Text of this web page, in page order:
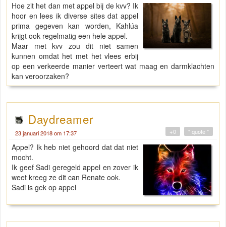
Hoe zit het dan met appel bij de kvv? Ik
hoor en lees ik diverse sites dat appel
prima gegeven kan worden, Kahlúa
krijgt ook regelmatig een hele appel.
Maar met kvv zou dit niet samen
kunnen omdat het met het vlees erbij
op een verkeerde manier verteert wat maag en darmklachten
kan veroorzaken?
Daydreamer
23 januari 2018 om 17:37 " quote "
+0
Appel? Ik heb niet gehoord dat dat niet
mocht.
Ik geef Sadi geregeld appel en zover ik
weet kreeg ze dit can Renate ook.
Sadi is gek op appel